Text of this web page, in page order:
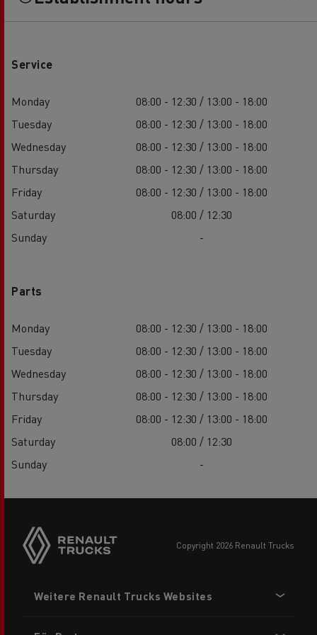
Service
Monday
08:00 - 12:30 / 13:00 - 18:00
Tuesday
08:00 - 12:30 / 13:00 - 18:00
Wednesday
08:00 - 12:30 / 13:00 - 18:00
Thursday
08:00 - 12:30 / 13:00 - 18:00
Friday
08:00 - 12:30 / 13:00 - 18:00
Saturday
08:00 / 12:30
Sunday
-
Parts
Monday
08:00 - 12:30 / 13:00 - 18:00
Tuesday
08:00 - 12:30 / 13:00 - 18:00
Wednesday
08:00 - 12:30 / 13:00 - 18:00
Thursday
08:00 - 12:30 / 13:00 - 18:00
Friday
08:00 - 12:30 / 13:00 - 18:00
Saturday
08:00 / 12:30
Sunday
-
buttons
copyright 2026 Renault Trucks
menu
Weitere Renault Trucks Websites